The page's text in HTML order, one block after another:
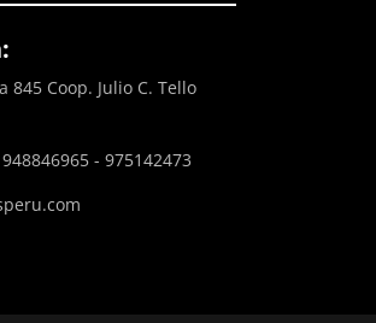
845 Coop. Julio C. Tello
- 975142473